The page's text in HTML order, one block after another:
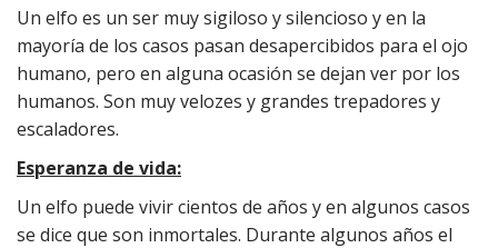
Un elfo es un ser muy sigiloso y silencioso y en la
mayoría de los casos pasan desapercibidos para el ojo
humano, pero en alguna ocasión se dejan ver por los
humanos. Son muy velozes y grandes trepadores y
escaladores.
Esperanza de vida:
Un elfo puede vivir cientos de años y en algunos casos
se dice que son inmortales. Durante algunos años el